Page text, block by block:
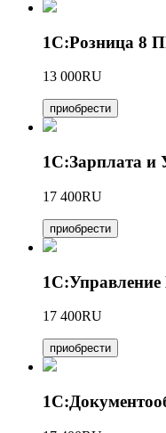
1С:Розница 8
13 000RU
приобрести
1С:Зарплата и
17 400RU
приобрести
17 400RU
приобрести